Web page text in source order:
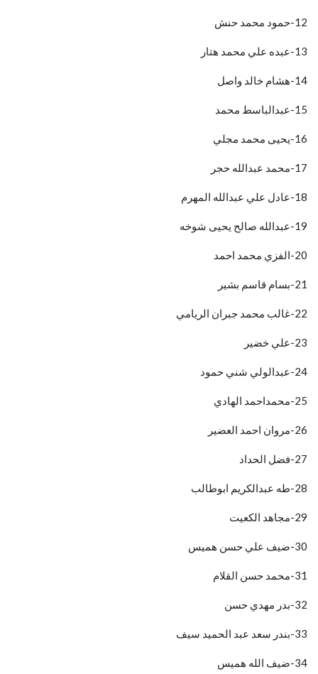
12-حمود محمد حنش
13-عبده علي محمد هتار
14-هشام خالد واصل
15-عبدالباسط محمد
16-يحيى محمد مجلي
17-محمد عبدالله حجر
18-عادل علي عبدالله المهرم
19-عبدالله صالح يحيى شوخه
20-الفزي محمد احمد
21-بسام قاسم بشير
22-غالب محمد جبران الريامي
23-علي خضير
24-عبدالولي شني حمود
25-محمداحمد الهادي
26-مروان احمد العضير
27-فضل الحداد
28-طه عبدالكريم ابوطالب
29-مجاهد الكعيت
30-ضيف علي حسن هميس
31-محمد حسن القلام
32-بدر مهدي حسن
33-بندر سعد عبد الحميد سيف
34-ضيف الله هميس